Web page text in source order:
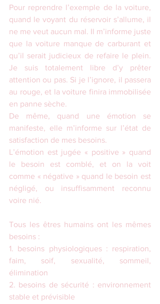
Pour reprendre l’exemple de la voiture,
quand le voyant du réservoir s’allume, il
ne me veut aucun mal. Il m’informe juste
que la voiture manque de carburant et
qu’il serait judicieux de refaire le plein.
Je suis totalement libre d’y prêter
attention ou pas. Si je l’ignore, il passera
au rouge, et la voiture finira immobilisée
en panne sèche.
De même, quand une émotion se
manifeste, elle m’informe sur l’état de
satisfaction de mes besoins.
L’émotion est jugée « positive » quand
le besoin est comblé, et on la voit
comme « négative » quand le besoin est
négligé, ou insuffisamment reconnu
voire nié.
Tous les êtres humains ont les mêmes
besoins :
1. besoins physiologiques : respiration,
faim, soif, sexualité, sommeil,
élimination
2. besoins de sécurité : environnement
stable et prévisible